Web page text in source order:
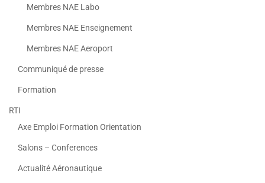
Membres NAE Labo
Membres NAE Enseignement
Membres NAE Aeroport
Communiqué de presse
Formation
RTI
Axe Emploi Formation Orientation
Salons – Conferences
Actualité Aéronautique